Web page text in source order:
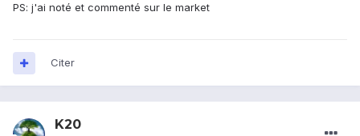
PS: j'ai noté et commenté sur le market
Citer
K20